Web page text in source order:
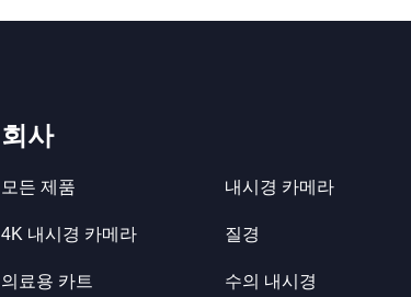
회사
모든 제품 내시경 카메라
4K 내시경 카메라 질경
의료용 카트 수의 내시경